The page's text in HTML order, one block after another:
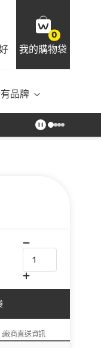
0
我的購物袋
品牌
:廠商直送資訊